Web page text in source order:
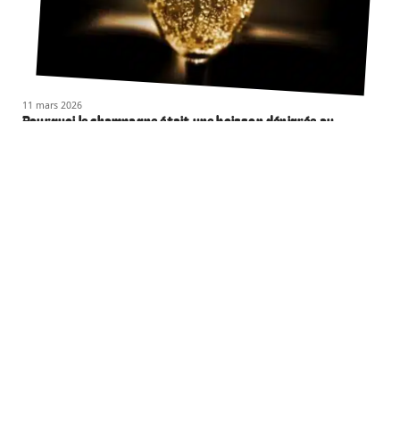
11 mars 2026
Pourquoi le champagne était une boisson dénigrée au